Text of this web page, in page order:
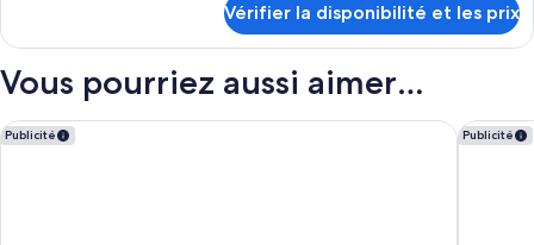
Ocean
View
le
de
Privilege
Junior
Vérifier la disponibilité et les prix
Vous pourriez aussi aimer…
Publicité
Platinum Yucatan Princess Adults Only - All Inclusive Publicité
Hotel